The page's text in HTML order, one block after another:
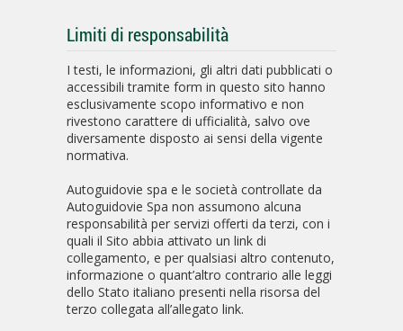
Limiti di responsabilità
I testi, le informazioni, gli altri dati pubblicati o
accessibili tramite form in questo sito hanno
esclusivamente scopo informativo e non
rivestono carattere di ufficialità, salvo ove
diversamente disposto ai sensi della vigente
normativa.
Autoguidovie spa e le società controllate da
Autoguidovie Spa non assumono alcuna
responsabilità per servizi offerti da terzi, con i
quali il Sito abbia attivato un link di
collegamento, e per qualsiasi altro contenuto,
informazione o quant’altro contrario alle leggi
dello Stato italiano presenti nella risorsa del
terzo collegata all’allegato link.